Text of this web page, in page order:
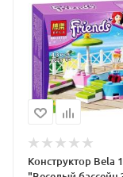
Конструктор Bela